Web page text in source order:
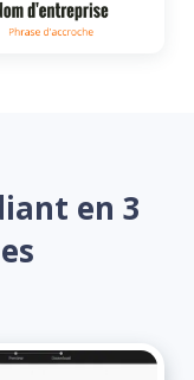
en 3